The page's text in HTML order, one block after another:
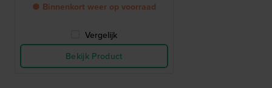
● Binnenkort weer op voorraad
Vergelijk
Bekijk Product